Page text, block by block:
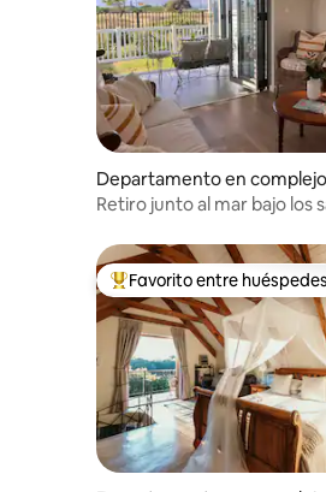
Departamento en
esidencial en Ciudad del
Retiro junto al mar bajo los
Favorito entre los
Favorito entre huéspedes